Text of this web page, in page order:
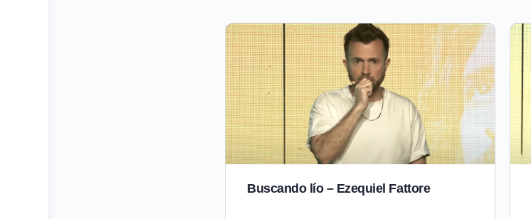
Buscando lío – Ezequiel Fattore